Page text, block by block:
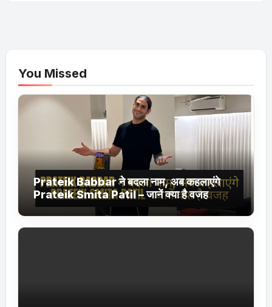
You Missed
Prateik Babbar ने बदला नाम, अब कहलाएंगे
Prateik Smita Patil – जानें क्या है वजह